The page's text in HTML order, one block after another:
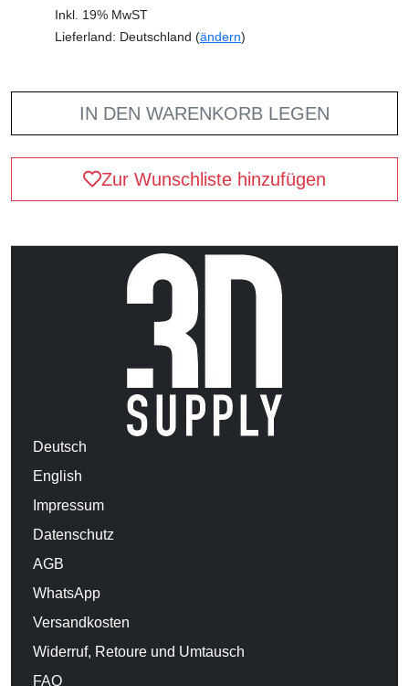
Inkl. 19% MwST
Lieferland: Deutschland (ändern)
IN DEN WARENKORB LEGEN
Zur Wunschliste hinzufügen
Deutsch
English
Impressum
Datenschutz
AGB
WhatsApp
Versandkosten
Widerruf, Retoure und Umtausch
FAQ